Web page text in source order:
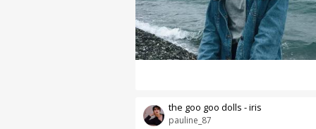
pauline_87
the goo goo dolls - iris